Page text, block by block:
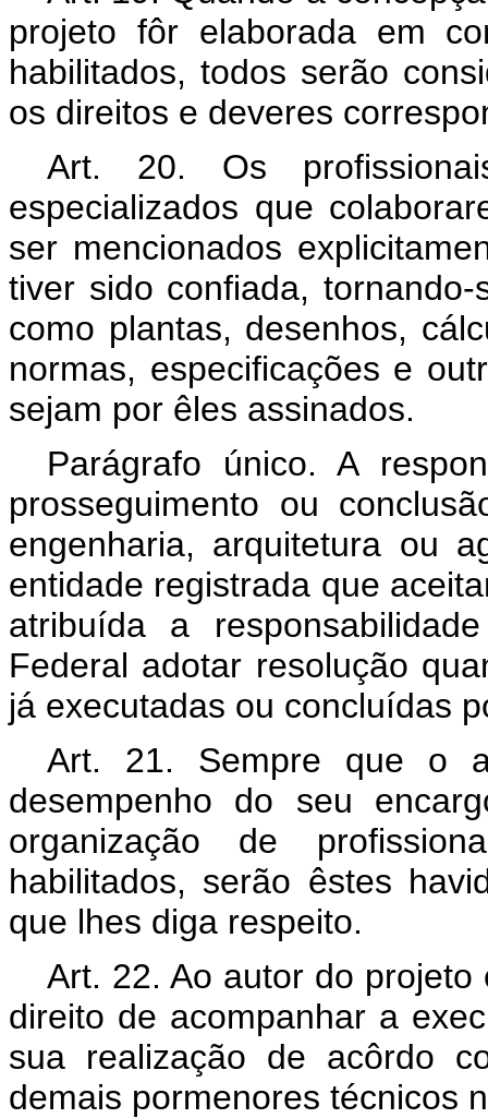
projeto fôr elaborada em
habilitados, todos serão
os direitos e deveres
Art. 20. Os
especializados que
ser mencionados
tiver sido confiada,
como plantas, desenhos,
normas, especificações e
sejam por êles assinados.
Parágrafo único. A
prosseguimento ou
engenharia, arquitetura ou
entidade registrada que
atribuída a
Federal adotar resolução
já executadas ou concluídas
Art. 21. Sempre que o
desempenho do seu
organização de
habilitados, serão êstes
que lhes diga respeito.
Art. 22. Ao autor do
direito de acompanhar a
sua realização de acôrdo
demais pormenores técnicos